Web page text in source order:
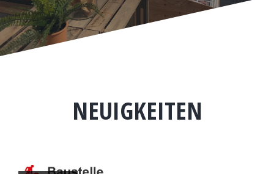
NEUIGKEITEN